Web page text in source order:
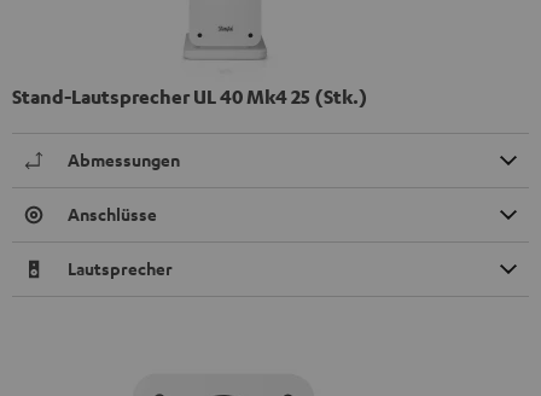
Stand-Lautsprecher UL 40 Mk4 25 (Stk.)
Abmessungen
Anschlüsse
Lautsprecher